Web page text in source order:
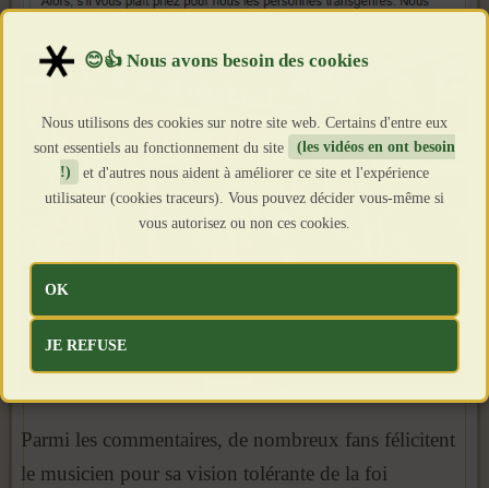
Parmi les commentaires, de nombreux fans félicitent
le musicien pour sa vision tolérante de la foi
Nous utilisons des cookies sur notre site web. Certains d'entre eux
sont essentiels au fonctionnement du site
(les vidéos en ont besoin
!)
et d'autres nous aident à améliorer ce site et l'expérience
utilisateur (cookies traceurs). Vous pouvez décider vous-même si
vous autorisez ou non ces cookies.
OK
JE REFUSE